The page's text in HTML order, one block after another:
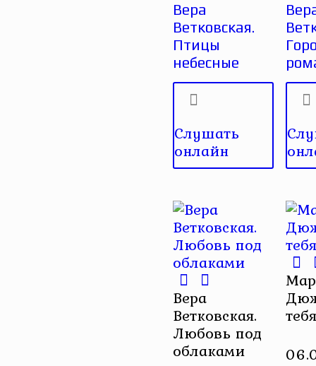
Вера
Ветковская.
Птицы
небесные
Слушать
онлайн
Вера
Ветковская.
Любовь под
облаками